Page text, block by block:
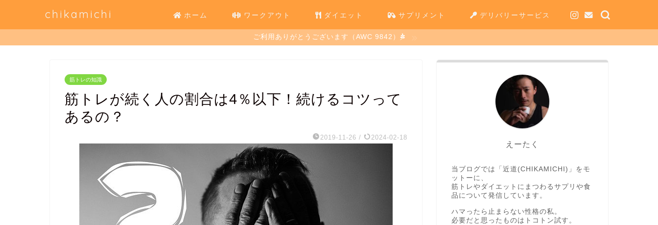
chikamichi ホーム ワークアウト ダイエット サプリメント デリバリーサービス
ご利用ありがとうございます（AWC 9842）
筋トレの知識
筋トレが続く人の割合は4％以下！続けるコツって
あるの？
2019-11-26 / 2024-02-18
えーたく
当ブログでは「近道(CHIKAMICHI)」をモ
ットーに、
筋トレやダイエットにまつわるサプリや食
品について発信しています。
ハマったら止まらない性格の私。
必要だと思ったものはトコトン試す。